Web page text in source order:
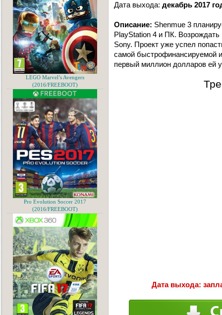
Дата выхода: декабрь 2017
Описание: Shenmue 3
PlayStation 4 и ПК.
Sony. Проект уже успел
самой быстрофинансируемой
первый миллион долларов ей
Дата выхода:
LEGO Marvel’s Avengers
(2016/FREEBOOT)
Pro Evolution Soccer 2017
(2016/FREEBOOT)